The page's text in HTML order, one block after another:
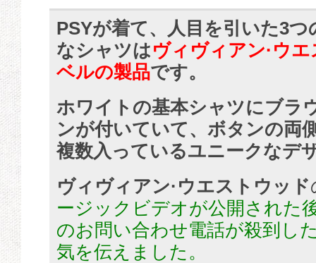
PSYが着て、人目を引いた3
なシャツはヴィヴィアン·ウ
ベルの製品です。
ホワイトの基本シャツにブラ
ンが付いていて、ボタンの両
複数入っているユニークなデ
ヴィヴィアン·ウエストウッド
ージックビデオが公開された
のお問い合わせ電話が殺到し
気を伝えました。